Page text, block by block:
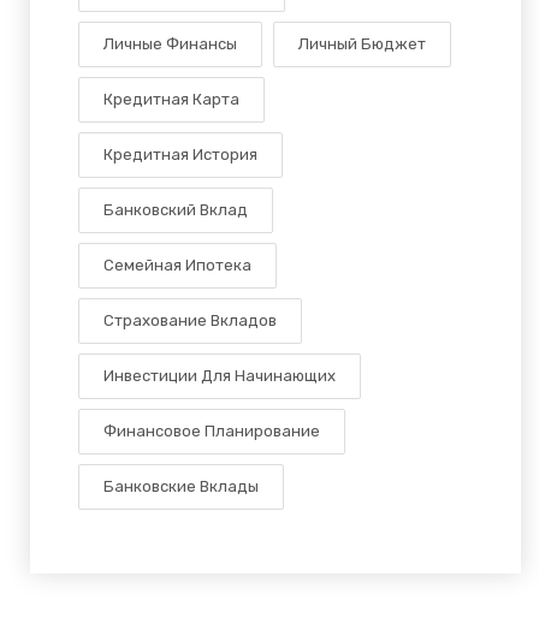
Личные Финансы Личный Бюджет
Кредитная Карта
Кредитная История
Банковский Вклад
Семейная Ипотека
Страхование Вкладов
Инвестиции Для Начинающих
Финансовое Планирование
Банковские Вклады